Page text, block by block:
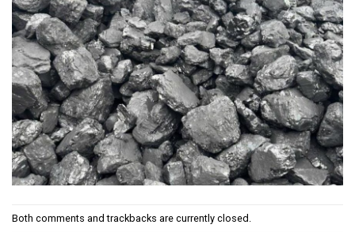
Both comments and trackbacks are currently closed.